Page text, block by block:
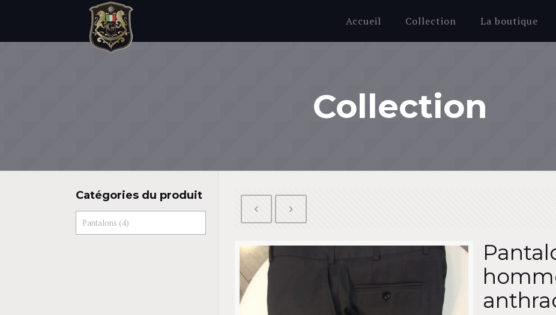
Accueil Collection La boutique
Collection
Catégories du produit